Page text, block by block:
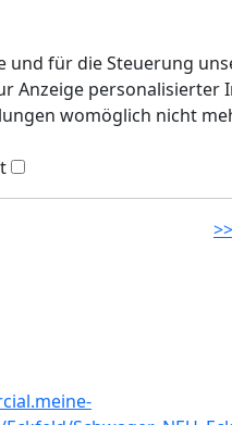
und für die Steuerung
Anzeige personalisierter
womöglich nicht